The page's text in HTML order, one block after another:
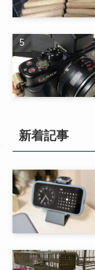
新着記事